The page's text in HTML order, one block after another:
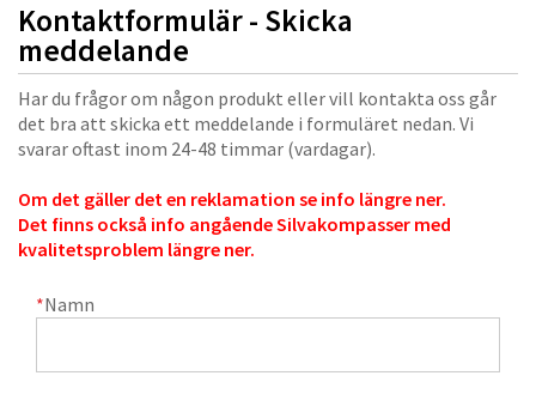
Kontaktformulär - Skicka
meddelande
Har du frågor om någon produkt eller vill kontakta oss går
det bra att skicka ett meddelande i formuläret nedan. Vi
svarar oftast inom 24-48 timmar (vardagar).
Om det gäller det en reklamation se info längre ner.
Det finns också info angående Silvakompasser med
kvalitetsproblem längre ner.
*Namn